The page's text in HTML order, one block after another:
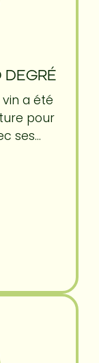
a été
pour
ses...